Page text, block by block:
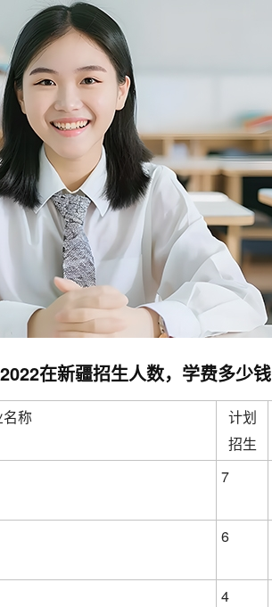
在新疆招生人数，学费多少钱
名称
计划
招生
7
6
4